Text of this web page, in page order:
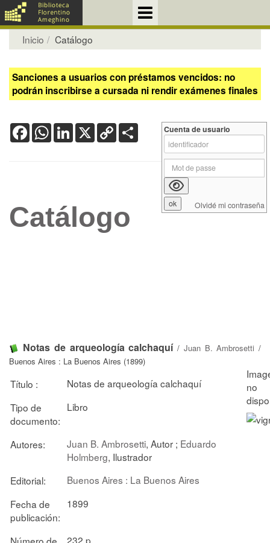
Inicio Catálogo
Sanciones a usuarios con préstamos vencidos: no
podrán inscribirse a cursada ni rendir exámenes finales
FacebookWhatsApp
LinkedIn
X Copy
Link
Catálogo
Notas de arqueología calchaquí/ Juan B. Ambrosetti /
Buenos Aires : La Buenos Aires (1899)
Título :
Notas de arqueología calchaquí
Tipo de
documento:
Libro
Autores: Juan B. Ambrosetti, Autor ; Eduardo
Holmberg, Ilustrador
Editorial:
Buenos Aires : La Buenos Aires
Fecha de
publicación:
1899
Número de
232 p.
Cuenta de usuario
Olvidé mi contraseña